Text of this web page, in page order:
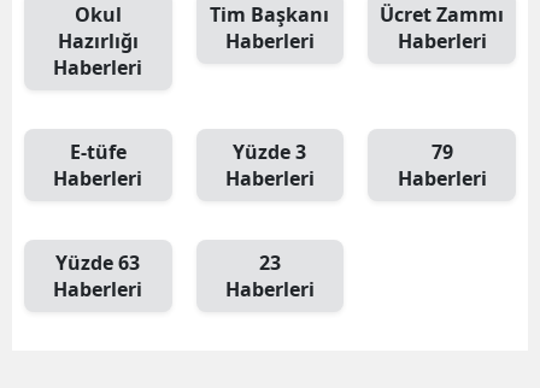
Okul
Hazırlığı
Haberleri
Tim Başkanı
Haberleri
Ücret Zammı
Haberleri
E-tüfe
Haberleri
Yüzde 3
Haberleri
79
Haberleri
Yüzde 63
Haberleri
23
Haberleri